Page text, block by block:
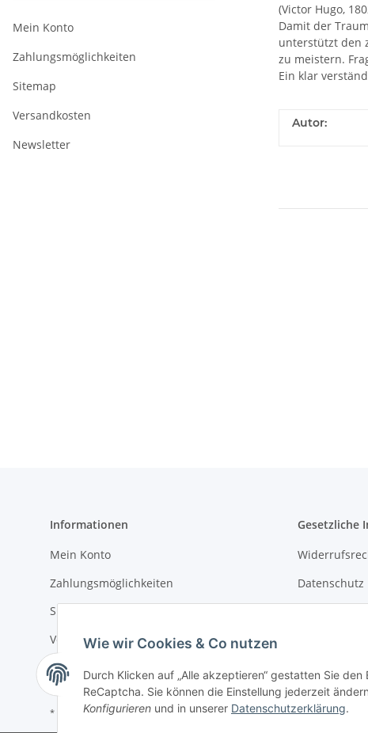
(Victor Hugo,
Damit der
unterstützt den
zu meistern.
Ein klar
Autor:
Mein Konto
Zahlungsmöglichkeiten
Sitemap
Versandkosten
Newsletter
Informationen
Mein Konto
Zahlungsmöglichkeiten
Sitemap
Versandkosten
Newsletter
Gesetzliche
Datenschutz
* Alle Preise inkl. gesetzlicher USt., zzgl.Versand
Wie wir Cookies & Co nutzen
Durch Klicken auf „Alle akzeptieren“ gestatten Sie
ReCaptcha. Sie können die Einstellung jederzeit
Konfigurieren und in unserer Datenschutzerklärung.